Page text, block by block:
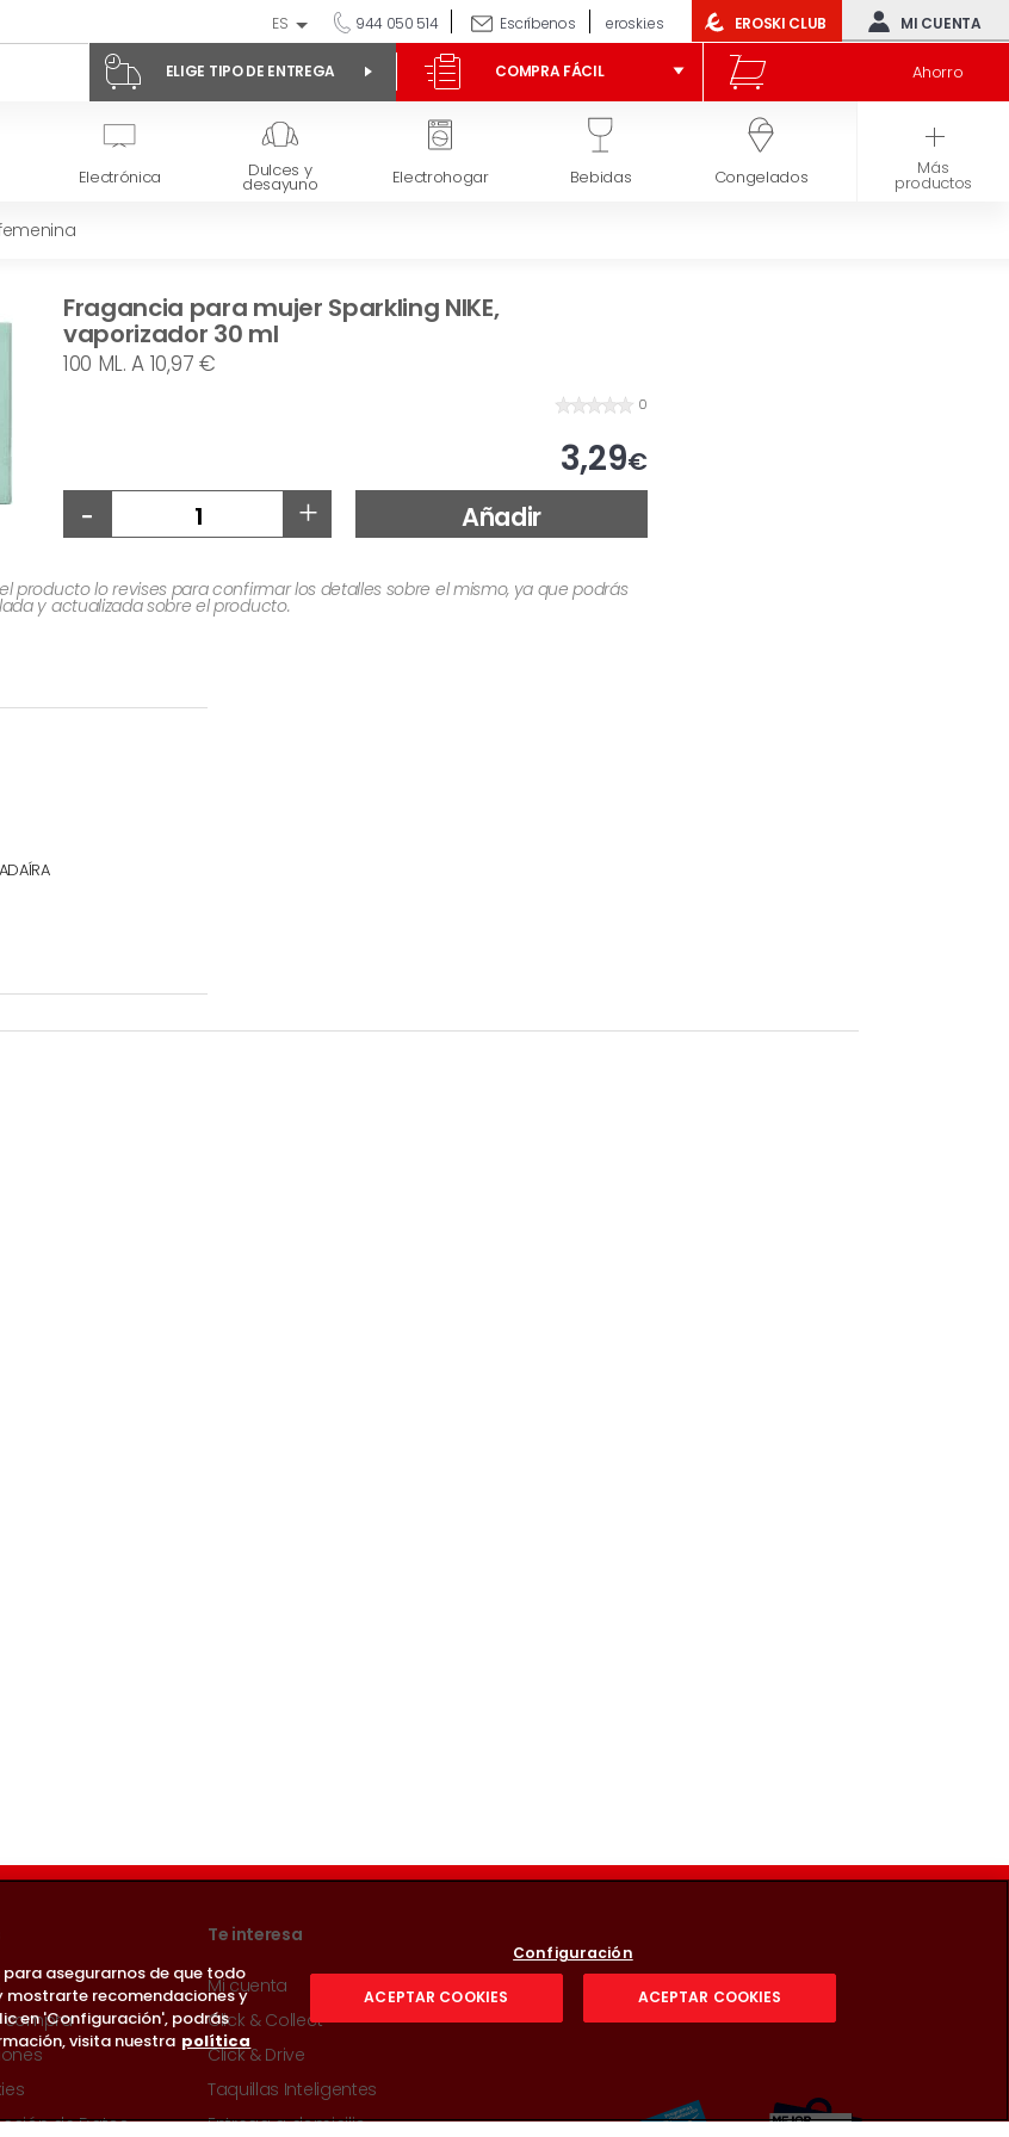
ES 944 050 514 Escríbenos eroski.es EROSKI CLUB MI CUENTA
ELIGE TIPO DE ENTREGA COMPRA FÁCIL Ahorro
Electrónica Dulces y
desayuno Electrohogar Bebidas Congelados Higiene y belleza
Más
productos
Fragancia para mujer Sparkling NIKE,
vaporizador 30 ml
0
3,29€
100 ML. A 10,97 €
- + Añadir
producto lo revises para confirmar los detalles sobre el mismo, ya que podrás
y actualizada sobre el producto.
compra
de Datos
Te interesa
Mi cuenta
Click & Collect
Click & Drive
Taquillas Inteligentes
Entrega a domicilio
para asegurarnos de que todo
mostrarte recomendaciones y
en 'Configuración', podrás
visita nuestra política
Configuración
ACEPTAR COOKIES ACEPTAR COOKIES